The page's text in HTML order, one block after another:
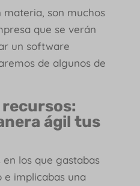
son muchos
que se verán
un software
de algunos de
ágil tus
en los que gastabas
implicabas una